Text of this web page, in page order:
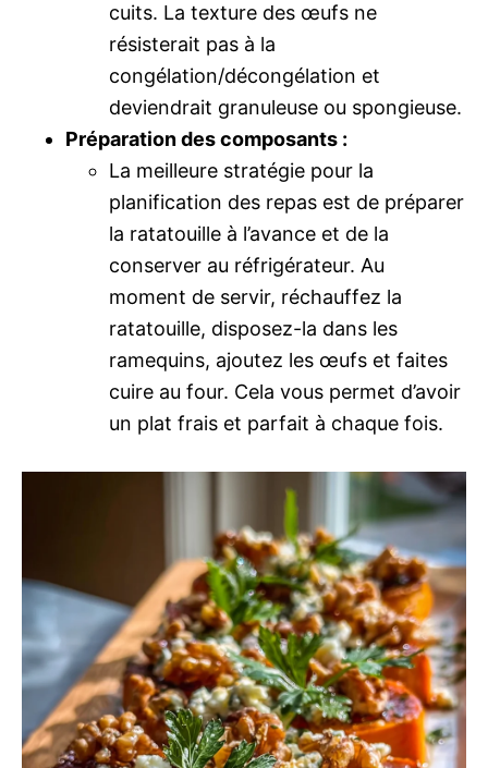
cuits. La texture des œufs ne
résisterait pas à la
congélation/décongélation et
deviendrait granuleuse ou spongieuse.
Préparation des composants :
La meilleure stratégie pour la
planification des repas est de préparer
la ratatouille à l’avance et de la
conserver au réfrigérateur. Au
moment de servir, réchauffez la
ratatouille, disposez-la dans les
ramequins, ajoutez les œufs et faites
cuire au four. Cela vous permet d’avoir
un plat frais et parfait à chaque fois.